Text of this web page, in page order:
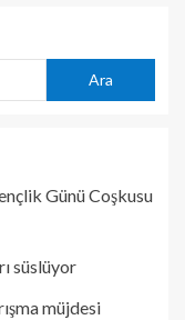
Ara
Günü Coşkusu
süslüyor
müjdesi